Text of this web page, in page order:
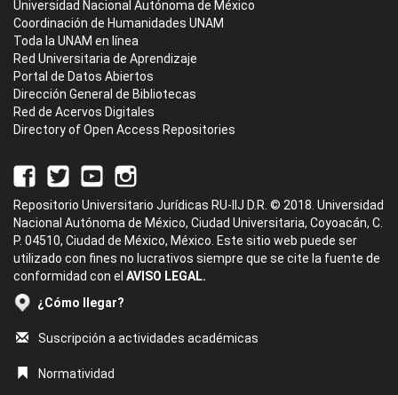
Universidad Nacional Autónoma de México
Coordinación de Humanidades UNAM
Toda la UNAM en línea
Red Universitaria de Aprendizaje
Portal de Datos Abiertos
Dirección General de Bibliotecas
Red de Acervos Digitales
Directory of Open Access Repositories
Repositorio Universitario Jurídicas RU-IIJ D.R. © 2018. Universidad
Nacional Autónoma de México, Ciudad Universitaria, Coyoacán, C.
P. 04510, Ciudad de México, México. Este sitio web puede ser
utilizado con fines no lucrativos siempre que se cite la fuente de
conformidad con el AVISO LEGAL.
¿Cómo llegar?
Suscripción a actividades académicas
Normatividad